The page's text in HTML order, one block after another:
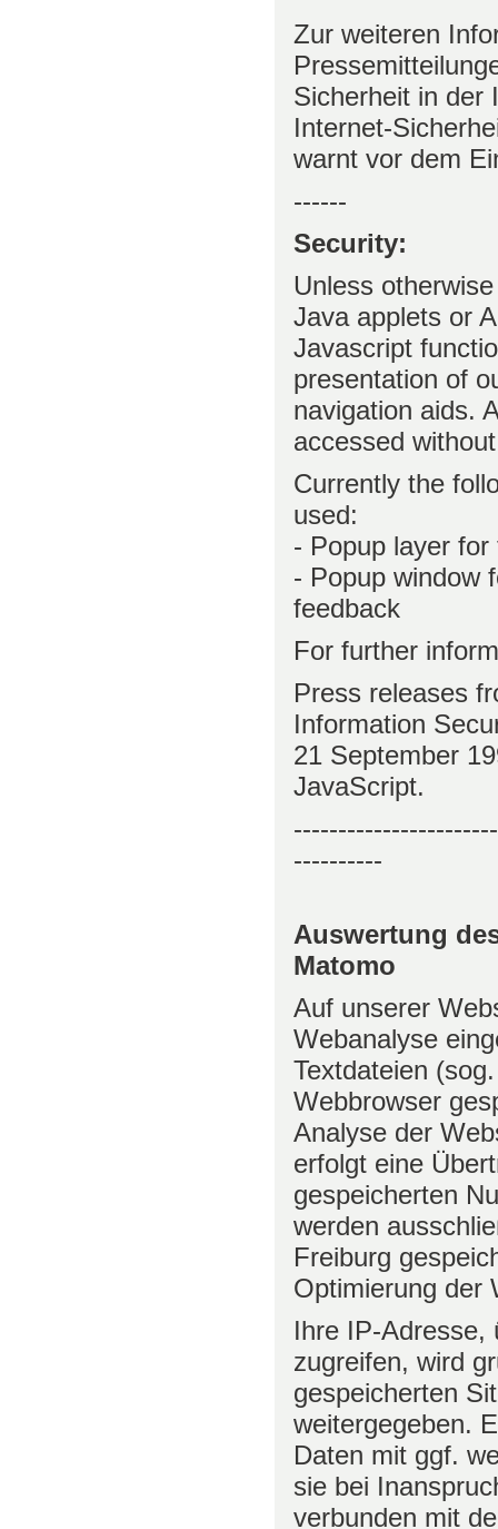
Zur weiteren
Sicherheit in der
Internet-
warnt vor dem
------
Security:
Unless
Java applets or
Javascript
presentation of
navigation aids.
accessed
Currently the
used:
- Popup layer
- Popup window
feedback
For further
Press releases
Information
21 September
JavaScript.
----------
Auswertung
Matomo
Auf unserer
Webanalyse
Textdateien
Webbrowser
Analyse der
erfolgt eine
gespeicherten
werden
Freiburg
Optimierung der
Ihre IP-Adresse,
zugreifen, wird
gespeicherten
weitergegeben.
Daten mit ggf.
sie bei
verbunden mit